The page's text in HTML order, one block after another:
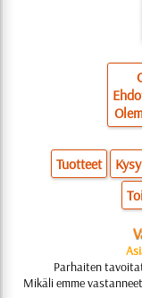
Tuotteet
Parhaiten
Mikäli emme